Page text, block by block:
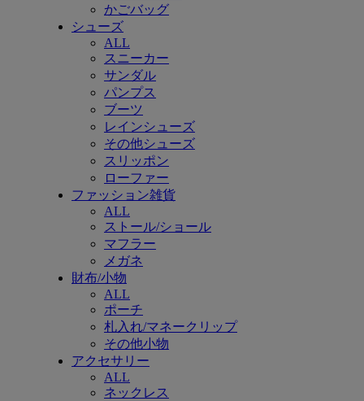
かごバッグ
シューズ
ALL
スニーカー
サンダル
パンプス
ブーツ
レインシューズ
その他シューズ
スリッポン
ローファー
ファッション雑貨
ALL
ストール/ショール
マフラー
メガネ
財布/小物
ALL
ポーチ
札入れ/マネークリップ
その他小物
アクセサリー
ALL
ネックレス